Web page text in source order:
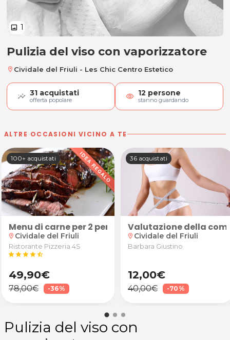
image 1
Pulizia del viso con vaporizzatore
Pulizia del viso con vaporizzatore
location_on Cividale del Friuli - Les Chic Centro Estetico
31 acquistati
offerta popolare visibility 12 persone
stanno guardando
ALTRE OCCASIONI VICINO A TE
100+ acquistati
Menu di carne per 2 persone
location_on Cividale del Friuli
Ristorante Pizzeria 4S
starstarstarstarstar_half
49,90€
78,00€ -36%
36 acquistati
Valutazione della
location_on Cividale del Friuli
Barbara Giustino
12,00€
40,00€ -70%
Pulizia del viso con